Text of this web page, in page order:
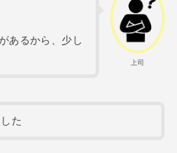
上司
あるから、少し
た